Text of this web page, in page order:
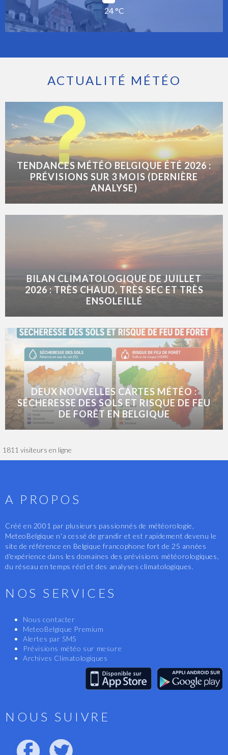
24 °C
ACTUALITÉ MÉTÉO
TENDANCES MÉTÉO BELGIQUE ÉTÉ 2026 :
PRÉVISIONS SUR 3 MOIS (DERNIÈRE
ANALYSE)
BILAN CLIMATOLOGIQUE DE JUILLET
2026 : TRÈS CHAUD, TRÈS SEC ET TRÈS
ENSOLEILLÉ
DEUX NOUVELLES CARTES MÉTÉO :
SÉCHERESSE DES SOLS ET RISQUE DE FEU
DE FORÊT EN BELGIQUE
1811 visiteurs en ligne
A PROPOS
Créé en 2001 par plusieurs passionnés de météorologie,
MeteoBelgique n'a cessé de grandir et est rapidement devenu le
site de référence en Belgique francophone fort de 25 années
d'expérience dans les domaines des prévisions météorologiques,
du réseau en temps réel et des analyses climatologiques.
NOS SERVICES
Nous contacter
MeteoBelgique Premium
Alertes par SMS
Prévisions météo sur mesure
Archives Climatologiques
NOUS SUIVRE